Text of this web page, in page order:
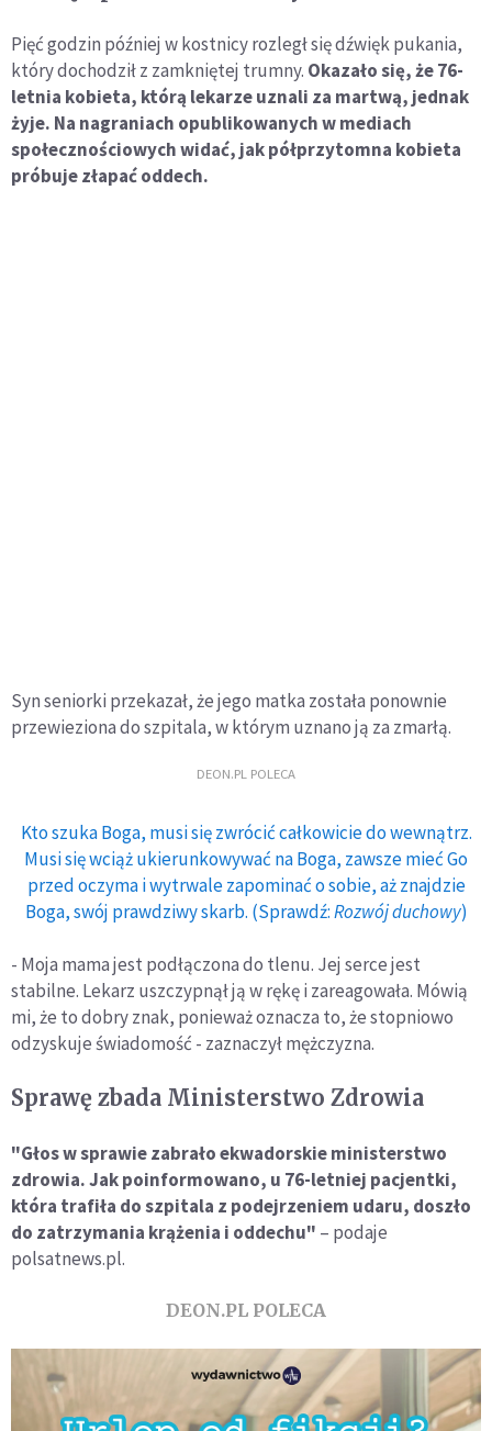
Pięć godzin później w kostnicy rozległ się dźwięk pukania,
który dochodził z zamkniętej trumny. Okazało się, że 76-
letnia kobieta, którą lekarze uznali za martwą, jednak
żyje. Na nagraniach opublikowanych w mediach
społecznościowych widać, jak półprzytomna kobieta
próbuje złapać oddech.
Syn seniorki przekazał, że jego matka została ponownie
przewieziona do szpitala, w którym uznano ją za zmarłą.
DEON.PL POLECA
Kto szuka Boga, musi się zwrócić całkowicie do wewnątrz.
Musi się wciąż ukierunkowywać na Boga, zawsze mieć Go
przed oczyma i wytrwale zapominać o sobie, aż znajdzie
Boga, swój prawdziwy skarb. (Sprawdź:Rozwój duchowy)
- Moja mama jest podłączona do tlenu. Jej serce jest
stabilne. Lekarz uszczypnął ją w rękę i zareagowała. Mówią
mi, że to dobry znak, ponieważ oznacza to, że stopniowo
odzyskuje świadomość - zaznaczył mężczyzna.
Sprawę zbada Ministerstwo Zdrowia
"Głos w sprawie zabrało ekwadorskie ministerstwo
zdrowia. Jak poinformowano, u 76-letniej pacjentki,
która trafiła do szpitala z podejrzeniem udaru, doszło
do zatrzymania krążenia i oddechu" – podaje
polsatnews.pl.
DEON.PL POLECA